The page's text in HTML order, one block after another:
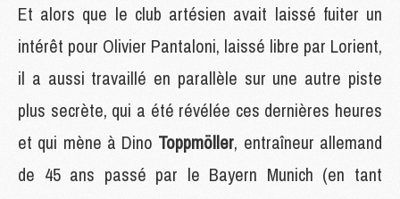
Et alors que le club artésien avait laissé fuiter un
intérêt pour Olivier Pantaloni, laissé libre par Lorient,
il a aussi travaillé en parallèle sur une autre piste
plus secrète, qui a été révélée ces dernières heures
et qui mène à Dino Toppmöller, entraîneur allemand
de 45 ans passé par le Bayern Munich (en tant